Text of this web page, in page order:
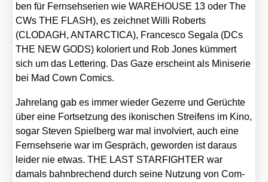
ben für Fern­seh­se­ri­en wie WAREHOUSE 13 oder The
CWs THE FLASH), es zeich­net Wil­li Roberts
(CLODAGH, ANTARCTICA), Fran­ces­co Sega­la (DCs
THE NEW GODS) kolo­riert und Rob Jones küm­mert
sich um das Let­te­ring. Das Gaze erscheint als Mini­se­rie
bei Mad Cown Comics.
Jah­re­lang gab es immer wie­der Gezer­re und Gerüch­te
über eine Fort­set­zung des iko­ni­schen Strei­fens im Kino,
sogar Ste­ven Spiel­berg war mal invol­viert, auch eine
Fern­seh­se­rie war im Gespräch, gewor­den ist dar­aus
lei­der nie etwas. THE LAST STARFIGHTER war
damals bahn­bre­chend durch sei­ne Nut­zung von Com­